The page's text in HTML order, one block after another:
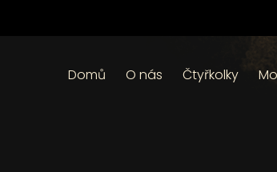
Domů O nás Čtyřkolky